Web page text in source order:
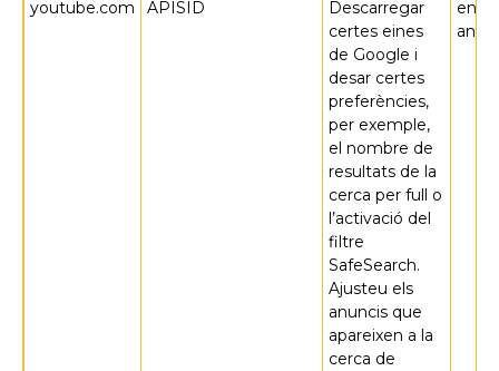
youtube.com APISID
Descarregar
certes eines
de Google i
desar certes
preferències,
per exemple,
el nombre de
resultats de la
cerca per full o
l’activació del
filtre
SafeSearch.
Ajusteu els
anuncis que
apareixen a la
cerca de
en 2
anys